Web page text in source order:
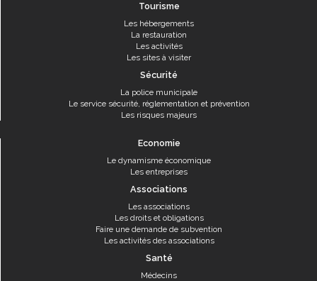
Tourisme
Les hébergements
La restauration
Les activités
Les sites à visiter
Sécurité
La police municipale
Le service sécurité, réglementation et prévention
Les risques majeurs
Economie
Le dynamisme économique
Les entreprises
Associations
Les associations
Les droits et obligations
Faire une demande de subvention
Les activités des associations
Santé
Médecins